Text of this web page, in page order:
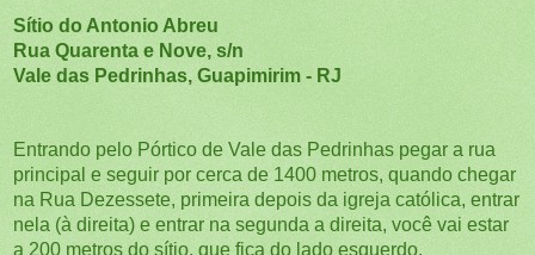
Sítio do Antonio Abreu
Rua Quarenta e Nove, s/n
Vale das Pedrinhas, Guapimirim - RJ
Entrando pelo Pórtico de Vale das Pedrinhas pegar a rua
principal e seguir por cerca de 1400 metros, quando chegar
na Rua Dezessete, primeira depois da igreja católica, entrar
nela (à direita) e entrar na segunda a direita, você vai estar
a 200 metros do sítio, que fica do lado esquerdo.